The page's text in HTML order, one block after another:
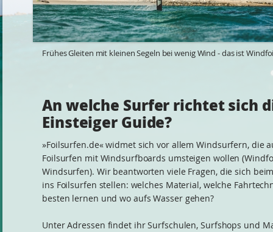
Frühes Gleiten mit kleinen Segeln bei wenig Wind - das ist
An welche Surfer richtet sich
Einsteiger Guide?
»Foilsurfen.de« widmet sich vor allem Windsurfern, die
Foilsurfen mit Windsurfboards umsteigen wollen
Windsurfen). Wir beantworten viele Fragen, die sich
ins Foilsurfen stellen: welches Material, welche
besten lernen und wo aufs Wasser gehen?
Unter Adressen findet ihr Surfschulen, Surfshops und